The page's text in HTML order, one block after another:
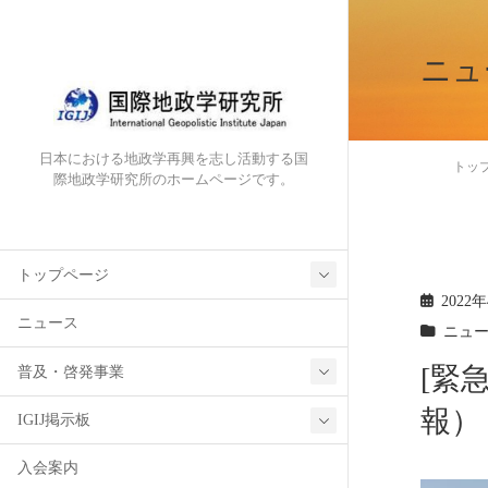
日本における地政学再興を志し活動する国
際地政学研究所のホームページです。
トップページ
ニュース
普及・啓発事業
IGIJ掲示板
入会案内
ニ
トッ
2022
ニュ
[緊
報）